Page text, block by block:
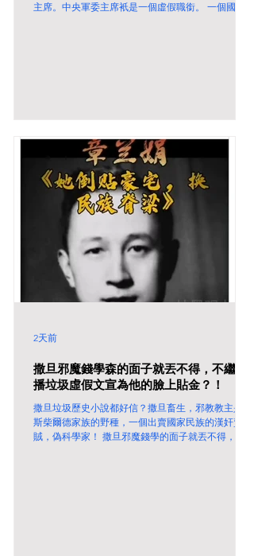
主席。中央軍委主席衹是一個虛假職銜。 一個國家
撒旦邪魔錢學森的面子就丟不得，不繼散
播垃圾虛假文宣為他的臉上貼金？！
撒旦垃圾歷史小說都好信？撒旦畜生，邪教教主是羅
斯柴爾德家族的野種，一個出賣國家民族的漢奸賣國
賊，偽科學家！ 撒旦邪魔錢學的面子就丟不得，不
2天前